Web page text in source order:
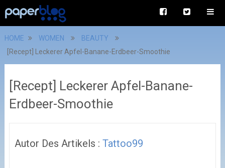
HOME WOMEN
BEAUTY
[Recept] Leckerer Apfel-Banane-Erdbeer-Smoothie
[Recept] Leckerer Apfel-Banane-
Erdbeer-Smoothie
Autor Des Artikels : Tattoo99